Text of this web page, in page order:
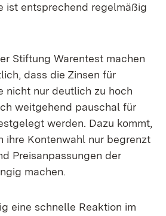
ist entsprechend regelmäßig
Stiftung Warentest machen
dass die Zinsen für
nicht nur deutlich zu hoch
weitgehend pauschal für
werden. Dazu kommt,
ihre Kontenwahl nur begrenzt
Preisanpassungen der
machen.
eine schnelle Reaktion im